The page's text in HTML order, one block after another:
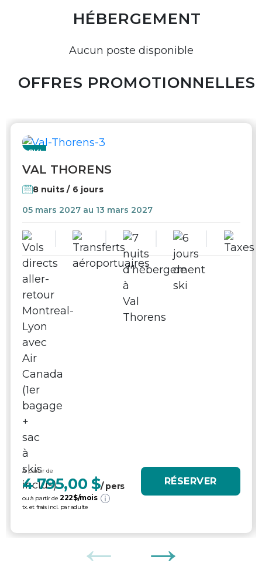
HÉBERGEMENT
Aucun poste disponible
OFFRES PROMOTIONNELLES
SKI
VAL THORENS
8 nuits / 6 jours
05 mars 2027 au 13 mars 2027
À partir de
4 795,00 $/ pers
ou à partir de222$/mois
tx. et frais incl. par adulte
RÉSERVER